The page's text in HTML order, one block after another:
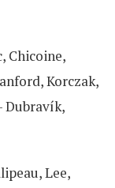
Chicoine,
Korczak,
Dubravík,
Lee,